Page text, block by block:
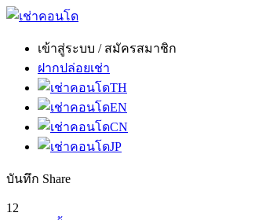
เข้าสู่ระบบ / สมัครสมาชิก
ฝากปล่อยเช่า
TH
EN
CN
JP
บันทึก Share
12